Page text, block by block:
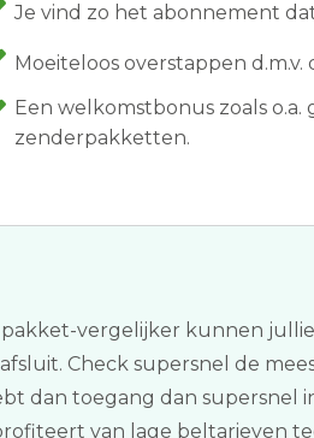
Je vind zo het abonnement
Moeiteloos overstappen d.m.v.
Een welkomstbonus zoals o.a.
zenderpakketten.
vergelijker kunnen jullie
Check supersnel de
dan toegang dan supersnel
van lage beltarieven